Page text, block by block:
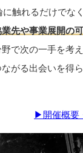
触れるだけでなく
先や事業展開の
野で次の一手を考
がる出会いを得
▶開催概要